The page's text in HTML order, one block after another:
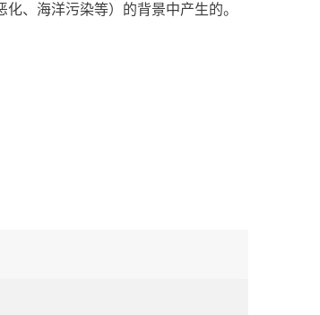
、海洋污染等）的背景中产生的。